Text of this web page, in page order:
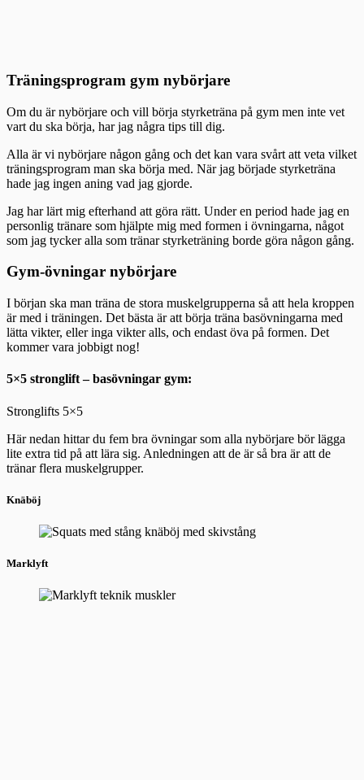
Träningsprogram gym nybörjare
Om du är nybörjare och vill börja styrketräna på gym men inte vet
vart du ska börja, har jag några tips till dig.
Alla är vi nybörjare någon gång och det kan vara svårt att veta vilket
träningsprogram man ska börja med. När jag började styrketräna
hade jag ingen aning vad jag gjorde.
Jag har lärt mig efterhand att göra rätt. Under en period hade jag en
personlig tränare som hjälpte mig med formen i övningarna, något
som jag tycker alla som tränar styrketräning borde göra någon gång.
Gym-övningar nybörjare
I början ska man träna de stora muskelgrupperna så att hela kroppen
är med i träningen. Det bästa är att börja träna basövningarna med
lätta vikter, eller inga vikter alls, och endast öva på formen. Det
kommer vara jobbigt nog!
5×5 stronglift – basövningar gym:
Stronglifts 5×5
Här nedan hittar du fem bra övningar som alla nybörjare bör lägga
lite extra tid på att lära sig. Anledningen att de är så bra är att de
tränar flera muskelgrupper.
Knäböj
Marklyft